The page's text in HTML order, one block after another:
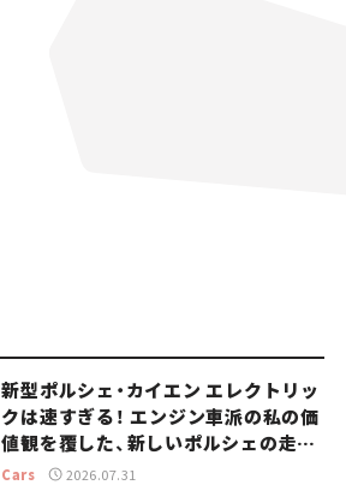
新型ポルシェ・カイエン エレクトリッ
クは速すぎる！ エンジン車派の私の価
値観を覆した、新しいポルシェの走
り。
Cars 2026.07.31